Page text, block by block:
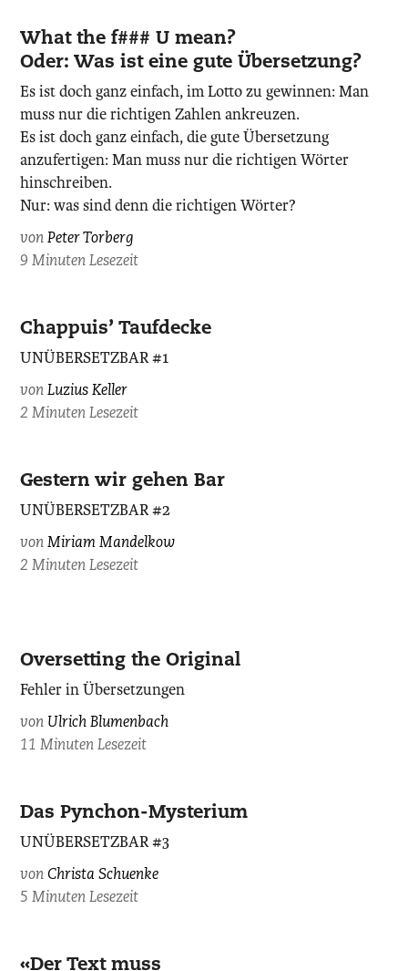
What the f### U mean?
Oder: Was ist eine gute Übersetzung?
Es ist doch ganz einfach, im Lotto zu gewinnen: Man
muss nur die richtigen Zahlen ankreuzen.
Es ist doch ganz einfach, die gute Übersetzung
anzufertigen: Man muss nur die richtigen Wörter
hinschreiben.
Nur: was sind denn die richtigen Wörter?
vonPeter Torberg
9 Minuten Lesezeit
Chappuis’ Taufdecke
UNÜBERSETZBAR #1
vonLuzius Keller
2 Minuten Lesezeit
Gestern wir gehen Bar
UNÜBERSETZBAR #2
vonMiriam Mandelkow
2 Minuten Lesezeit
Ulrich
imago
/
Martin
Oversetting the Original
Fehler in Übersetzungen
von Ulrich Blumenbach
11 Minuten Lesezeit
Das Pynchon-Mysterium
UNÜBERSETZBAR #3
vonChrista Schuenke
5 Minuten Lesezeit
«Der Text muss